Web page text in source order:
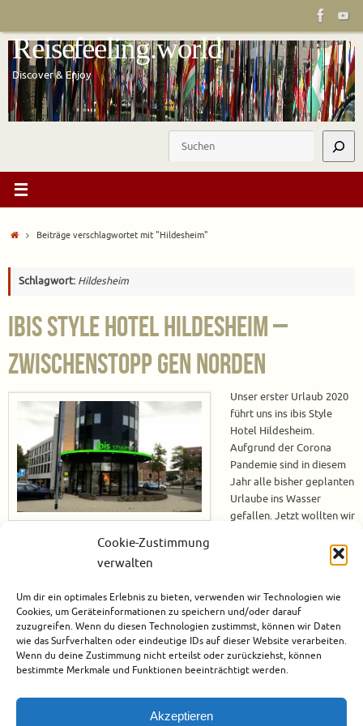
Cookie-Zustimmung
verwalten
Um dir ein optimales Erlebnis zu bieten, verwenden wir Technologien wie
Cookies, um Geräteinformationen zu speichern und/oder darauf
zuzugreifen. Wenn du diesen Technologien zustimmst, können wir Daten
wie das Surfverhalten oder eindeutige IDs auf dieser Website verarbeiten.
Wenn du deine Zustimmung nicht erteilst oder zurückziehst, können
bestimmte Merkmale und Funktionen beeinträchtigt werden.
Akzeptieren
springen
Reisefeeling.world
Discover & Enjoy
StartBeiträge verschlagwortet mit "Hildesheim"
Schlagwort: Hildesheim
ibis Style Hotel Hildesheim –
Zwischenstopp gen Norden
Unser erster Urlaub 2020
führt uns ins ibis Style
Hotel Hildesheim.
Aufgrund der Corona
Pandemie sind in diesem
Jahr alle bisher geplanten
Urlaube ins Wasser
gefallen. Jetzt wollten wir
Roten Meer tauchen. Wir haben lange gewartet und gehofft, dass sich
doch noch alles zum Guten wendet und wir ins Ausland reisen können,
zu…
Weiterlesen
Oktober 4, 2020 Deutschland,Europa,Hotels 1